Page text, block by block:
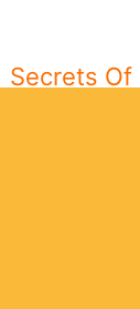
Secrets Of